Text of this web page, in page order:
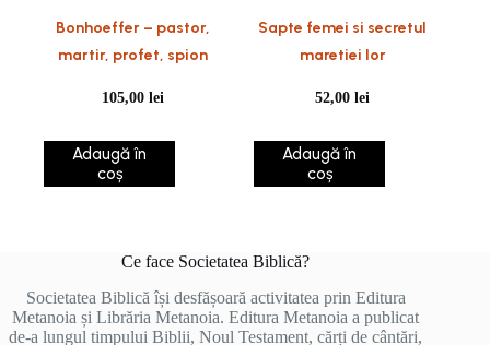
Bonhoeffer – pastor,
martir, profet, spion
105,00 lei
Adaugă în
coș
Sapte femei si secretul
maretiei lor
52,00lei
Adaugă în
coș
Ce face Societatea Biblică?
Societatea Biblică își desfășoară activitatea prin Editura
Metanoia și Librăria Metanoia. Editura Metanoia a publicat
de-a lungul timpului Biblii, Noul Testament, cărți de cântări,